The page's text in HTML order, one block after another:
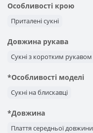
Особливості крою
Приталені сукні
Довжина рукава
Сукні з коротким рукавом
*Особливості моделі
Сукні на блискавці
*Довжина
Плаття середньої довжини